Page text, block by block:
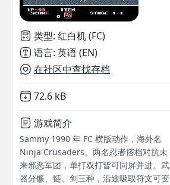
类型: 红白机 (FC)
语言: 英语 (EN)
在社区中查找存档
Not downloaded
72.6 kB
游戏简介
Sammy 1990 年 FC 横版动作，海外名
Ninja Crusaders。两名忍者搭档对抗未
来邪恶军团，单打双打皆可同屏并进。武
器分镰、链、剑三种，沿途吸取符文可变